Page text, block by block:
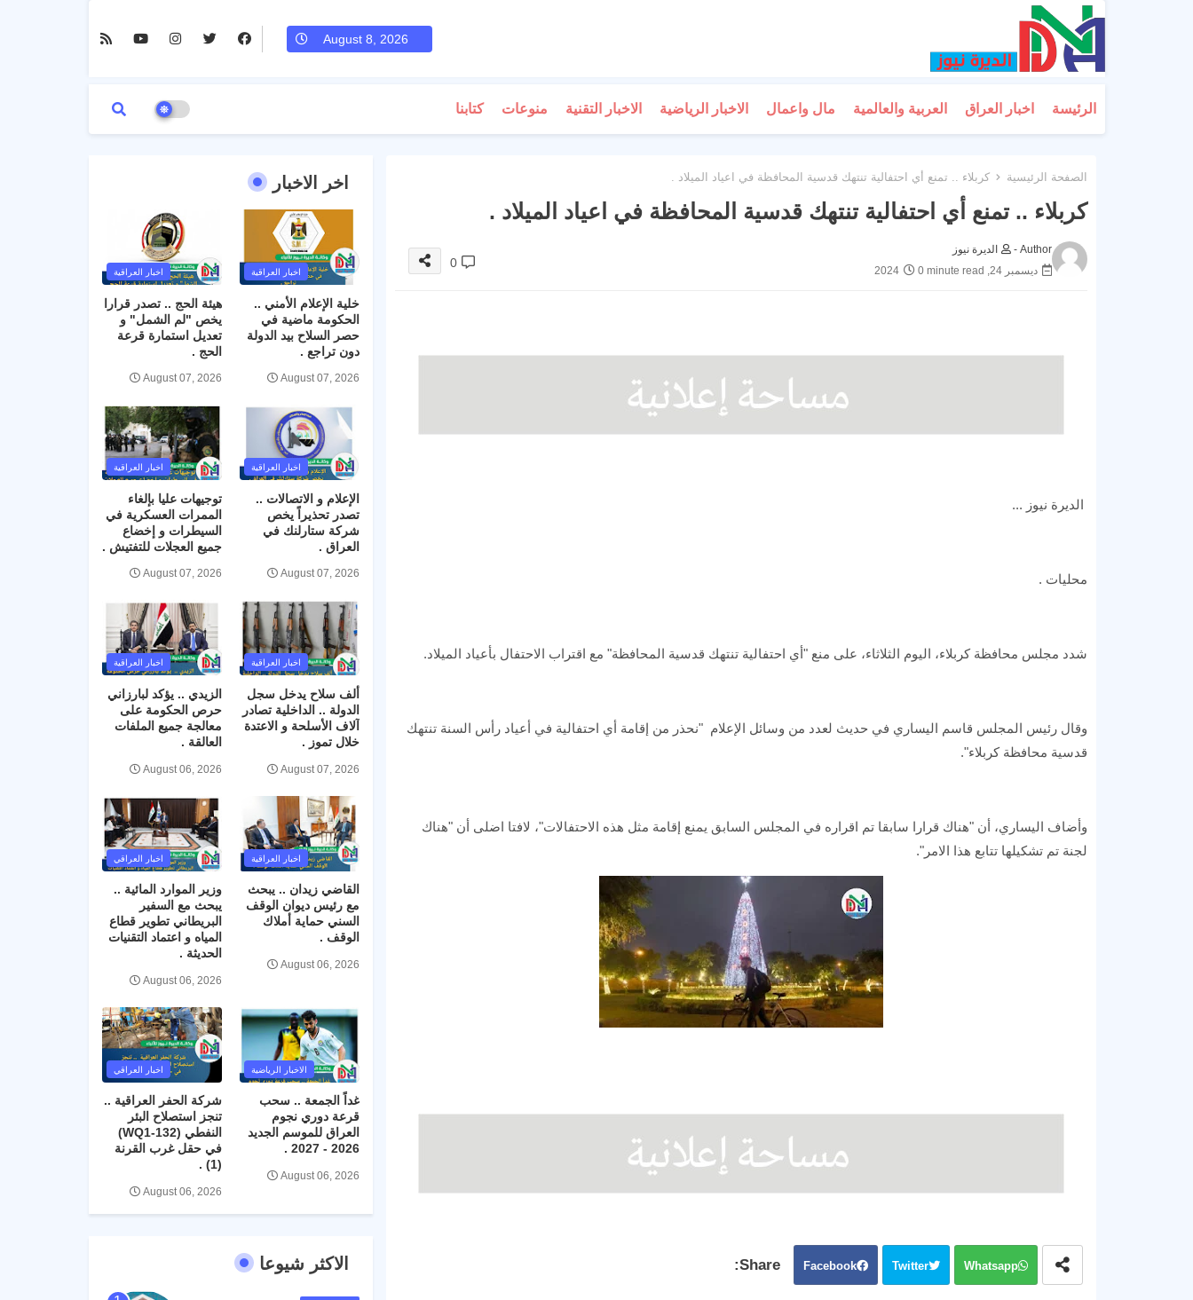
August 8, 2026
الرئيسة اخبار العراق العربية والعالمية مال واعمال الاخبار الرياضية الاخبار التقنية منوعات كتابنا
الصفحة الرئيسية كربلاء .. تمنع أي احتفالية تنتهك قدسية المحافظة في اعياد الميلاد .
كربلاء .. تمنع أي احتفالية تنتهك قدسية المحافظة في اعياد الميلاد .
Author -
الديرة نيوز
ديسمبر 24, 2024
0 minute read
0
الديرة نيوز ...
محليات .
شدد مجلس محافظة كربلاء، اليوم الثلاثاء، على منع "أي احتفالية تنتهك قدسية المحافظة" مع اقتراب الاحتفال بأعياد الميلاد.
وقال رئيس المجلس قاسم اليساري في حديث لعدد من وسائل الإعلام "نحذر من إقامة أي احتفالية في أعياد رأس السنة تنتهك
قدسية محافظة كربلاء".
وأضاف اليساري، أن "هناك قرارا سابقا تم اقراره في المجلس السابق يمنع إقامة مثل هذه الاحتفالات"، لافتا اضلى أن "هناك
لجنة تم تشكيلها تتابع هذا الامر".
Facebook Twitter Whatsapp
اخر الاخبار
اخبار العراقية
خلية الإعلام الأمني ..
الحكومة ماضية في
حصر السلاح بيد الدولة
دون تراجع .
August 07, 2026
اخبار العراقية
هيئة الحج .. تصدر قرارا
يخص "لم الشمل" و
تعديل استمارة قرعة
الحج .
August 07, 2026
اخبار العراقية
الإعلام و الاتصالات ..
تصدر تحذيراً يخص
شركة ستارلنك في
العراق .
August 07, 2026
اخبار العراقية
توجيهات عليا بإلغاء
الممرات العسكرية في
السيطرات و إخضاع
جميع العجلات للتفتيش .
August 07, 2026
اخبار العراقية
ألف سلاح يدخل سجل
الدولة .. الداخلية تصادر
آلاف الأسلحة و الاعتدة
خلال تموز .
August 07, 2026
اخبار العراقية
الزيدي .. يؤكد لبارزاني
حرص الحكومة على
معالجة جميع الملفات
العالقة .
August 06, 2026
اخبار العراقية
القاضي زيدان .. يبحث
مع رئيس ديوان الوقف
السني حماية أملاك
الوقف .
August 06, 2026
اخبار العراقي
وزير الموارد المائية ..
يبحث مع السفير
البريطاني تطوير قطاع
المياه و اعتماد التقنيات
الحديثة .
August 06, 2026
الاخبار الرياضية
غداً الجمعة .. سحب
قرعة دوري نجوم
العراق للموسم الجديد
2026 - 2027 .
August 06, 2026
اخبار العراقي
شركة الحفر العراقية ..
تنجز استصلاح البئر
النفطي (WQ1-132)
في حقل غرب القرنة
(1) .
August 06, 2026
الاكثر شيوعا